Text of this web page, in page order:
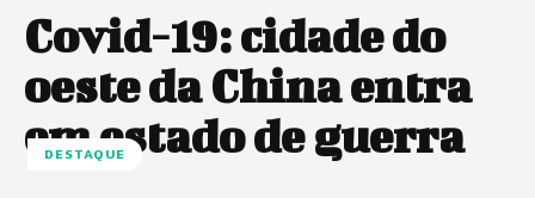
Covid-19: cidade do
oeste da China entra
em estado de guerra
DESTAQUE